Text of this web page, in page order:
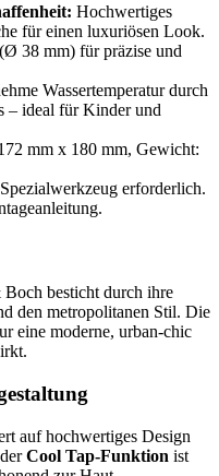
Hochwertiges
für einen luxuriösen Look.
38 mm) für präzise und
Wassertemperatur durch
– ideal für Kinder und
mm x 180 mm, Gewicht:
erforderlich.
besticht durch ihre
den metropolitanen Stil. Die
eine moderne, urban-chic
auf hochwertiges Design
Cool Tap-Funktion ist